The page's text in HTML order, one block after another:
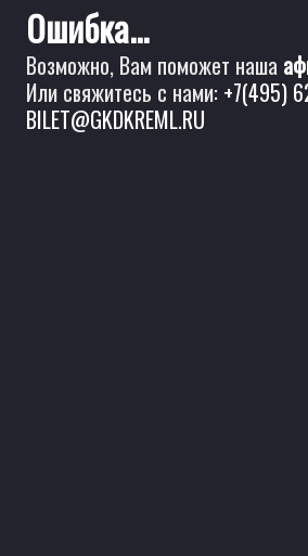
Ошибка...
Возможно, Вам поможет наша
Или свяжитесь с нами: +7(495)
BILET@GKDKREML.RU